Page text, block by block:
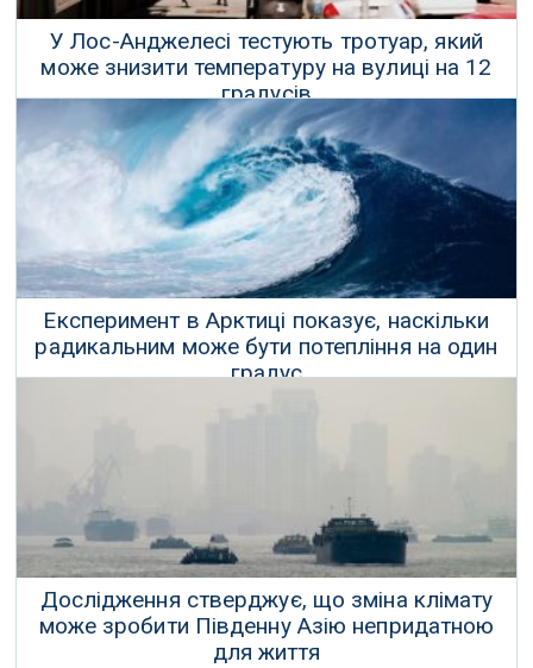
У Лос-Анджелесі тестують тротуар, який
може знизити температуру на вулиці на 12
градусів
16 Серпня 2017 р.
Експеримент в Арктиці показує, наскільки
радикальним може бути потепління на один
градус
Дослідження стверджує, що зміна клімату
може зробити Південну Азію непридатною
для життя